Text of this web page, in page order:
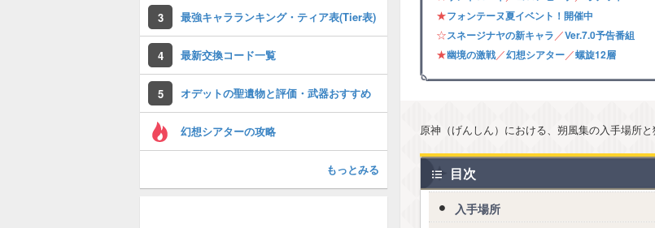
★フォンテーヌ夏イベント！開催中
☆スネージナヤの新キャラ／Ver.7.0予告番組
★幽境の激戦／幻想シアター／螺旋12層
原神（げんしん）における、朔風集の入手場所
目次
入手場所
3 最強キャラランキング・ティア表(Tier表)
4 最新交換コード一覧
5 オデットの聖遺物と評価・武器おすすめ
幻想シアターの攻略
もっとみる